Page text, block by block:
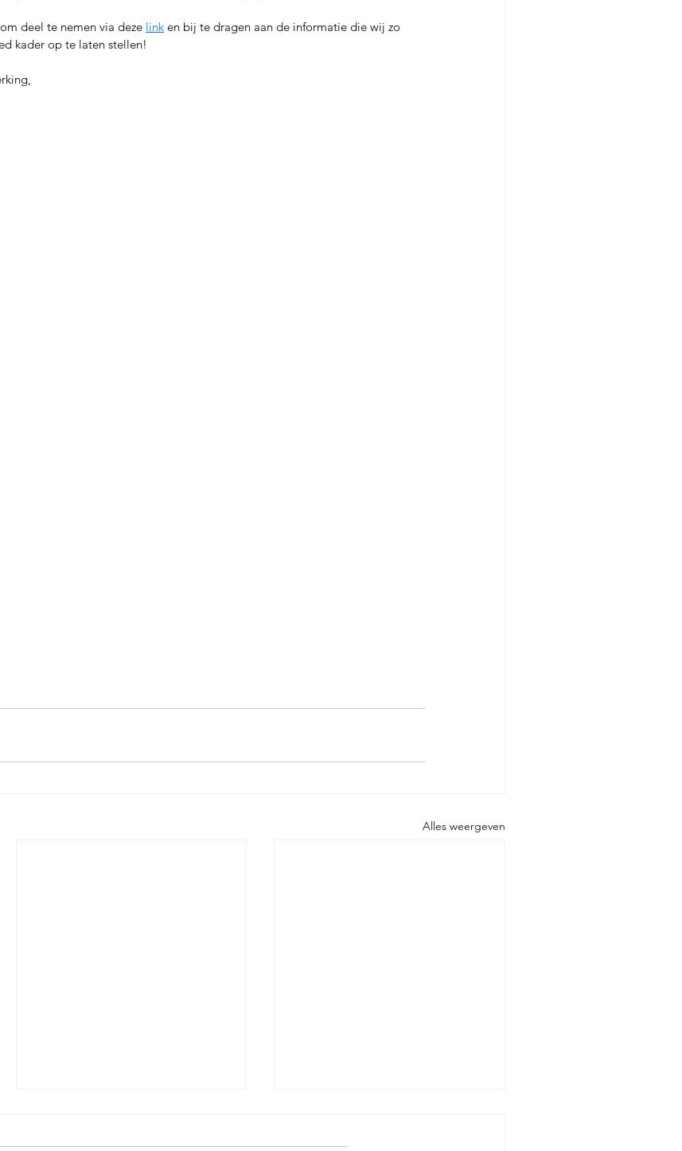
deel te nemen via deze link en bij te dragen aan de informatie die wij zo
kader op te laten stellen!
Alles weergeven